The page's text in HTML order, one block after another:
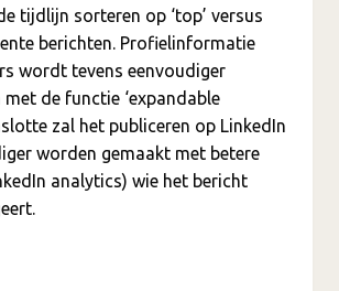
tijdlijn sorteren op ‘top’ versus
berichten. Profielinformatie
wordt tevens eenvoudiger
met de functie ‘expandable
zal het publiceren op LinkedIn
worden gemaakt met betere
analytics) wie het bericht